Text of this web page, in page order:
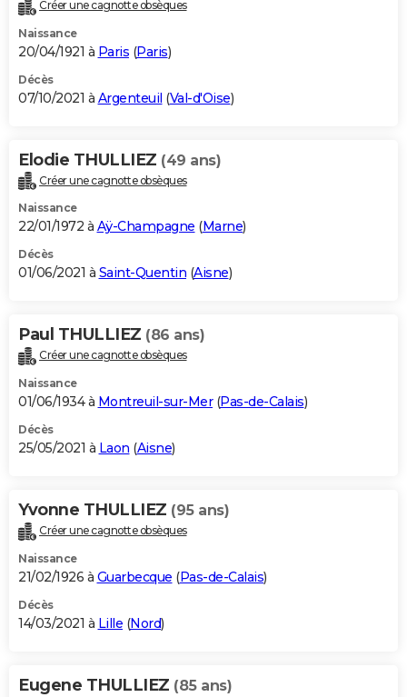
Créer une cagnotte obsèques
Naissance
20/04/1921 à Paris (Paris)
Décès
07/10/2021 à Argenteuil (Val-d'Oise)
Elodie THULLIEZ (49 ans)
Créer une cagnotte obsèques
Naissance
22/01/1972 à Aÿ-Champagne (Marne)
Décès
01/06/2021 à Saint-Quentin (Aisne)
Paul THULLIEZ (86 ans)
Créer une cagnotte obsèques
Naissance
01/06/1934 à Montreuil-sur-Mer(Pas-de-Calais)
Décès
25/05/2021 à Laon (Aisne)
Yvonne THULLIEZ (95 ans)
Créer une cagnotte obsèques
Naissance
21/02/1926 à Guarbecque (Pas-de-Calais)
Décès
14/03/2021 à Lille (Nord)
Eugene THULLIEZ (85 ans)